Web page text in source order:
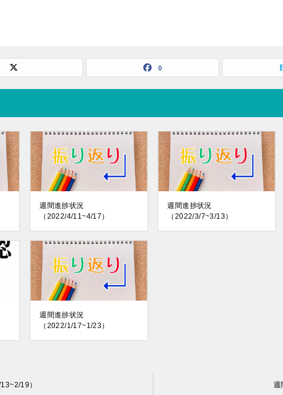
0
週間進捗状況
（2022/4/11~4/17）
週間進捗状況
（2022/3/7~3/13）
週間進捗状況
（2022/1/17~1/23）
19） 週